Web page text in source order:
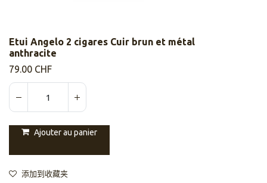
Etui Angelo 2 cigares Cuir brun et métal
anthracite
79.00 CHF
Ajouter au panier
添加到收藏夹